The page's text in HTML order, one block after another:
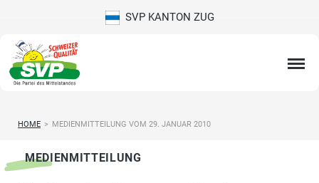
SVP KANTON ZUG
HOME > MEDIENMITTEILUNG VOM 29. JANUAR 2010
MEDIENMITTEILUNG